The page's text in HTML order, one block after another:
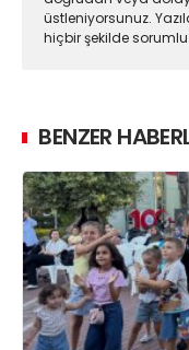
üstleniyorsunuz.
hiçbir şekilde
BENZER